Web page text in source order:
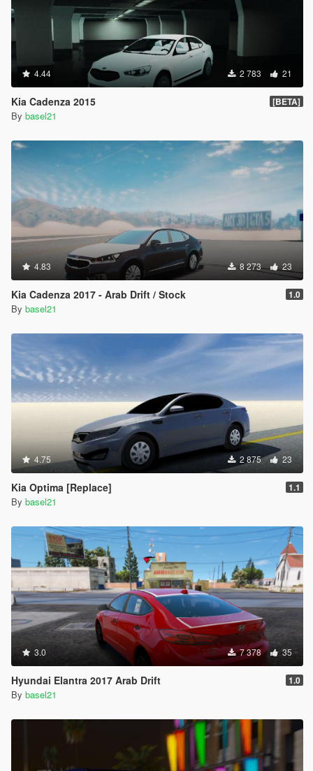
4.44 2 783 21
Kia Cadenza 2015 [BETA]
By basel21
4.83 8 273 23
Kia Cadenza 2017 - Arab Drift / Stock 1.0
By basel21
4.75 2 875 23
Kia Optima [Replace] 1.1
By basel21
3.0 7 378 35
Hyundai Elantra 2017 Arab Drift 1.0
By basel21